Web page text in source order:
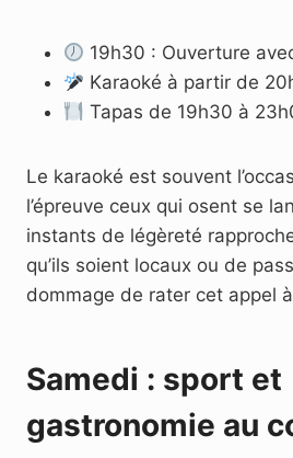
19h30 : Ouverture
Karaoké à partir de
Tapas de 19h30 à
Le karaoké est souvent
l’épreuve ceux qui osent se
instants de légèreté
qu’ils soient locaux ou de
dommage de rater cet appel
Samedi : sport et
gastronomie au